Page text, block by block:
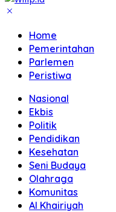
Home
Pemerintahan
Parlemen
Peristiwa
Nasional
Ekbis
Politik
Pendidikan
Kesehatan
Seni Budaya
Olahraga
Komunitas
Al Khairiyah